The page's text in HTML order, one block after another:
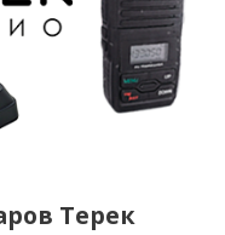
Терек